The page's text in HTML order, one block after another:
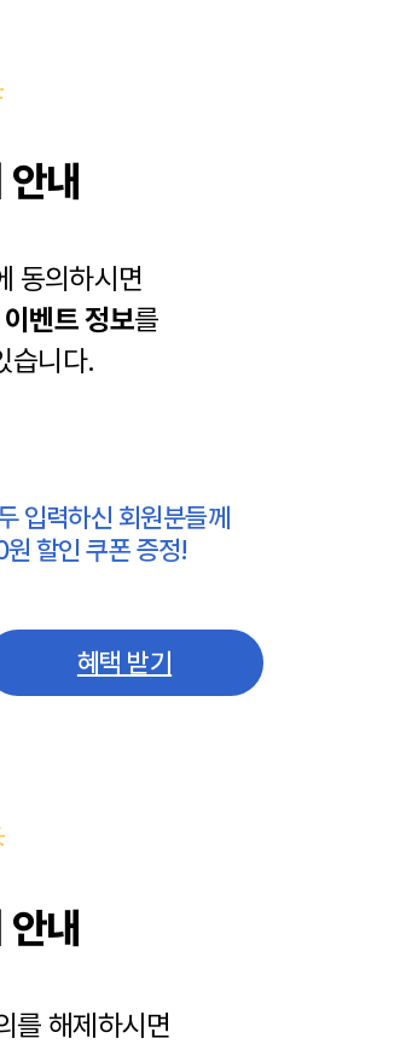
내
동의하시면
이벤트 정보를
습니다.
입력하신 회원분들께
할인 쿠폰 증정!
혜택 받기
내
를 해제하시면